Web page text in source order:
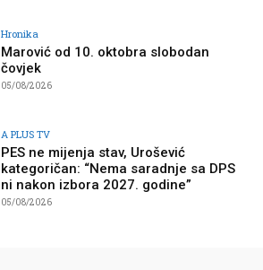
Hronika
Marović od 10. oktobra slobodan
čovjek
05/08/2026
A PLUS TV
PES ne mijenja stav, Urošević
kategoričan: “Nema saradnje sa DPS
ni nakon izbora 2027. godine”
05/08/2026